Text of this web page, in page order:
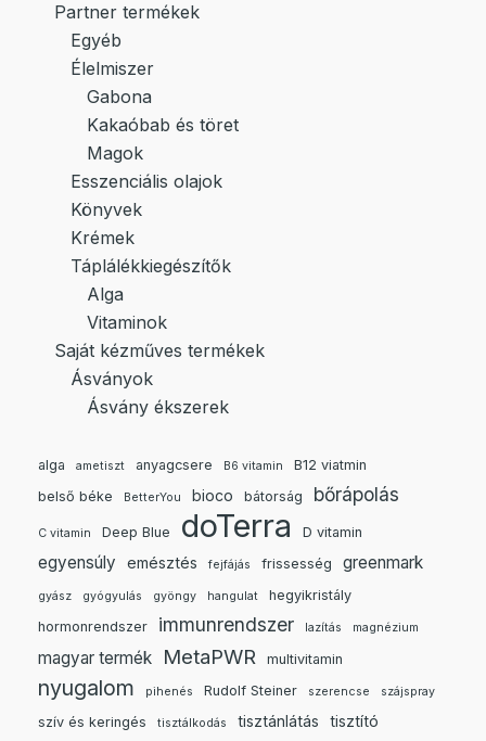
Partner termékek
Egyéb
Élelmiszer
Gabona
Kakaóbab és töret
Magok
Esszenciális olajok
Könyvek
Krémek
Táplálékkiegészítők
Alga
Vitaminok
Saját kézműves termékek
Ásványok
Ásvány ékszerek
alga ametiszt anyagcsere B6 vitamin
B12 viatmin
belső béke
BetterYou bioco bátorság bőrápolás
C vitamin Deep Blue doTerra D vitamin
egyensúly emésztés fejfájás frissesség greenmark
gyász gyógyulás gyöngy hangulat
hegyikristály
hormonrendszer
immunrendszer lazítás magnézium
magyar termék MetaPWR multivitamin
nyugalom pihenés Rudolf Steiner szerencse szájspray
szív és keringés tisztálkodás tisztánlátás tisztító